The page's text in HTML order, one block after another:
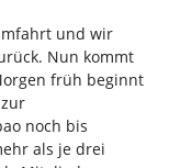
und wir
Nun kommt
früh beginnt
noch bis
als je drei